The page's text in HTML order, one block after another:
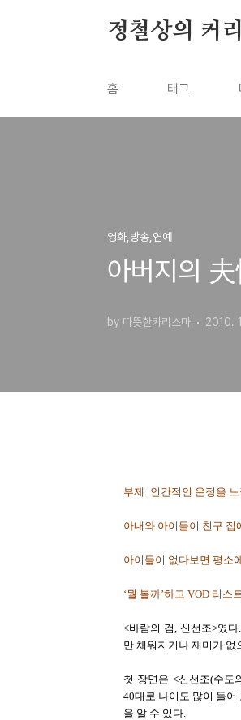
정철상의 커
홈 태그
영화,방송,연예
아버지의
by 따뜻한카리스마 2010.
부제: 인간적인 온정을
아내와 아이들이 친구 집
아이들이 없다보면 평소
‘뭘 볼까’하고 VOD 리
<바람의 검, 신선조>였
만 채워지거나 재미가 없
첫 장면은 <신선조(수도
40대로 나이도 많이 들
을 알 수 있다.